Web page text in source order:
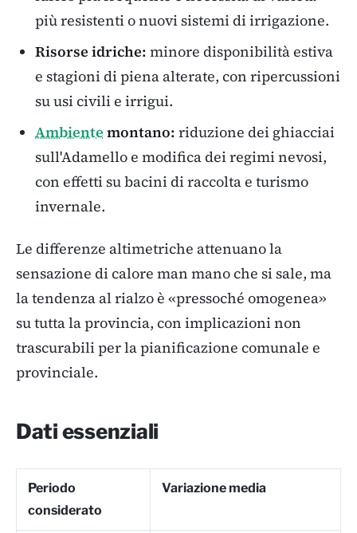
più resistenti o nuovi sistemi di irrigazione.
Risorse idriche: minore disponibilità estiva
e stagioni di piena alterate, con ripercussioni
su usi civili e irrigui.
Ambiente montano: riduzione dei ghiacciai
sull'Adamello e modifica dei regimi nevosi,
con effetti su bacini di raccolta e turismo
invernale.
Le differenze altimetriche attenuano la
sensazione di calore man mano che si sale, ma
la tendenza al rialzo è «pressoché omogenea»
su tutta la provincia, con implicazioni non
trascurabili per la pianificazione comunale e
provinciale.
Dati essenziali
Periodo
considerato
Variazione media